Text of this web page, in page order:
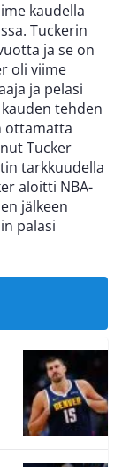
kaudella
Tuckerin
ja se on
oli viime
ja pelasi
tehden
ottamatta
Tucker
tarkkuudella
aloitti NBA-
jälkeen
palasi